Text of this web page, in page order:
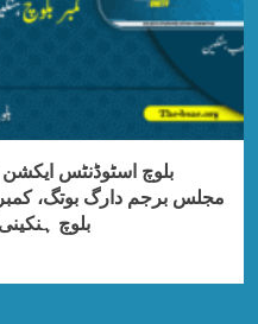
بلوچ اسٹوڈنٹس
مجلس برجم دارگ بوتگ،
بلوچ